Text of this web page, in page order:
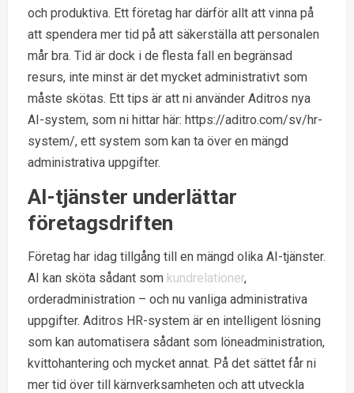
och produktiva. Ett företag har därför allt att vinna på
att spendera mer tid på att säkerställa att personalen
mår bra. Tid är dock i de flesta fall en begränsad
resurs, inte minst är det mycket administrativt som
måste skötas. Ett tips är att ni använder Aditros nya
AI-system, som ni hittar här: https://aditro.com/sv/hr-
system/, ett system som kan ta över en mängd
administrativa uppgifter.
AI-tjänster underlättar
företagsdriften
Företag har idag tillgång till en mängd olika AI-tjänster.
AI kan sköta sådant som kundrelationer,
orderadministration – och nu vanliga administrativa
uppgifter. Aditros HR-system är en intelligent lösning
som kan automatisera sådant som löneadministration,
kvittohantering och mycket annat. På det sättet får ni
mer tid över till kärnverksamheten och att utveckla